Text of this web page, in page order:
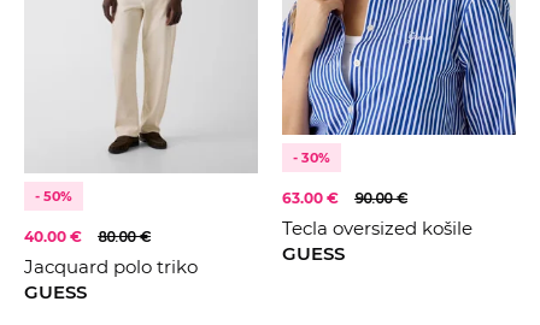
- 50%
40.00 € 80.00 €
Jacquard polo triko
GUESS
- 30%
63.00 € 90.00 €
Tecla oversized košile
GUESS